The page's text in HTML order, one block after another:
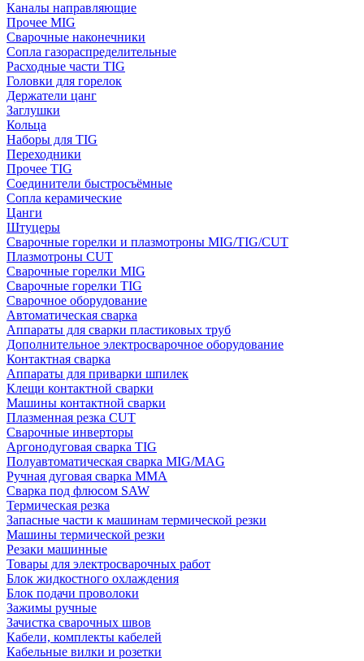
Каналы направляющие
Прочее MIG
Сварочные наконечники
Сопла газораспределительные
Расходные части TIG
Головки для горелок
Держатели цанг
Заглушки
Кольца
Наборы для TIG
Переходники
Прочее TIG
Соединители быстросъёмные
Сопла керамические
Цанги
Штуцеры
Сварочные горелки и плазмотроны MIG/TIG/CUT
Плазмотроны CUT
Сварочные горелки MIG
Сварочные горелки TIG
Сварочное оборудование
Автоматическая сварка
Аппараты для сварки пластиковых труб
Дополнительное электросварочное оборудование
Контактная сварка
Аппараты для приварки шпилек
Клещи контактной сварки
Машины контактной сварки
Плазменная резка CUT
Сварочные инверторы
Аргонодуговая сварка TIG
Полуавтоматическая сварка MIG/MAG
Ручная дуговая сварка MMA
Сварка под флюсом SAW
Термическая резка
Запасные части к машинам термической резки
Машины термической резки
Резаки машинные
Товары для электросварочных работ
Блок жидкостного охлаждения
Блок подачи проволоки
Зажимы ручные
Зачистка сварочных швов
Кабели, комплекты кабелей
Кабельные вилки и розетки